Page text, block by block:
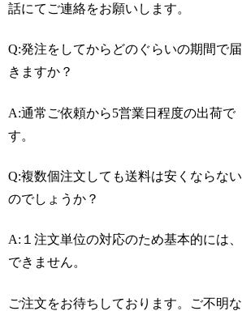
話にてご連絡をお願いします。
Q:発注をしてからどのぐらいの期間で届
きますか？
A:通常ご依頼から5営業日程度の出荷で
す。
Q:複数個注文しても送料は安くならない
のでしょうか？
A:１注文単位の対応のため基本的には、
できません。
ご注文をお待ちしております。ご不明な